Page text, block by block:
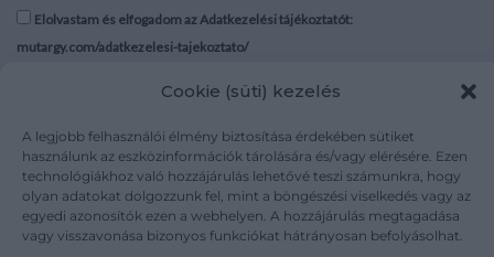
Cookie (süti) kezelés
A legjobb felhasználói élmény biztosítása érdekében sütiket
használunk az eszközinformációk tárolására és/vagy elérésére. Ezen
technológiákhoz való hozzájárulás lehetővé teszi számunkra, hogy
olyan adatokat dolgozzunk fel, mint a böngészési viselkedés vagy az
egyedi azonosítók ezen a webhelyen. A hozzájárulás megtagadása
vagy visszavonása bizonyos funkciókat hátrányosan befolyásolhat.
Elolvastam és elfogadom az Adatkezelési tájékoztatót:
mutargy.com/adatkezelesi-tajekoztato/
Médiaajánlat
Karrier
Kapcsolat
Áraink
ÁSZF
Adatvédelem
Impresszum